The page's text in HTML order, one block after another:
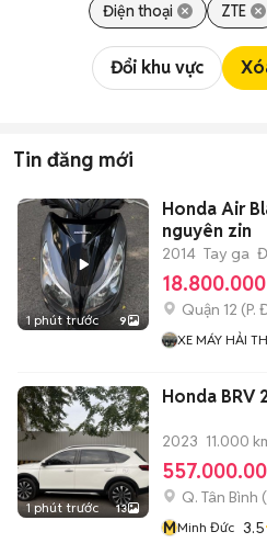
Điện thoại ZTE
Đổi khu vực
Tin đăng mới
1 phút trước 9
Honda Air
nguyên zin
2014 Tay ga
Quận 12 (P.
XE MÁY HẢI
1 phút trước 13
Honda BRV
2023 11.000
Q. Tân Bình (
MMinh Đức 3.5